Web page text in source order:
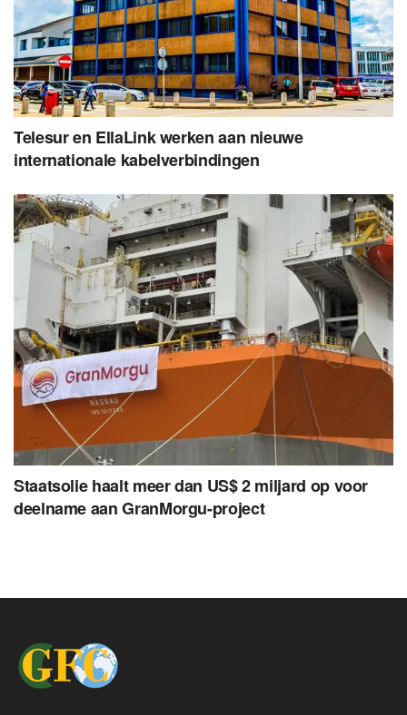
Telesur en EllaLink werken aan nieuwe
internationale kabelverbindingen
Staatsolie haalt meer dan US$ 2 miljard op voor
deelname aan GranMorgu-project